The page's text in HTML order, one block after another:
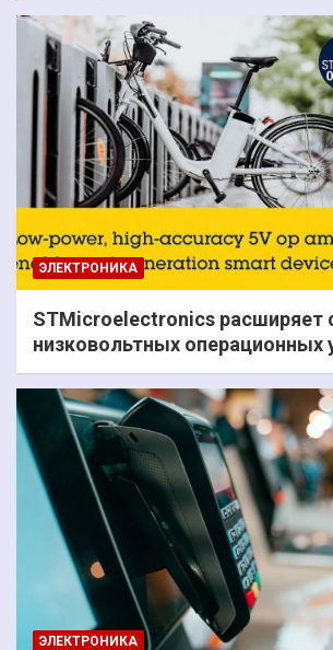
ЭЛЕКТРОНИКА
STMicroelectronics расширяет
низковольтных операционных
ЭЛЕКТРОНИКА